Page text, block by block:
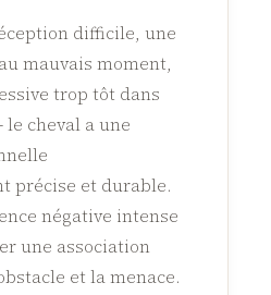
difficile, une
mauvais moment,
trop tôt dans
cheval a une
précise et durable.
négative intense
une association
et la menace.